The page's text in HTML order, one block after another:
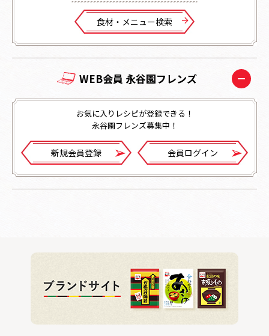
⾷材・メニュー検索
WEB会員 永谷園フレンズ
お気に入りレシピが登録できる！
永谷園フレンズ募集中！
新規会員登録 会員ログイン